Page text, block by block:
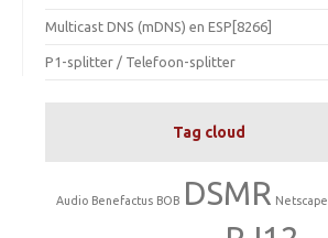
Multicast DNS (mDNS) en ESP[8266]
P1-splitter / Telefoon-splitter
Tag cloud
Audio Benefactus BOB DSMR Netscape